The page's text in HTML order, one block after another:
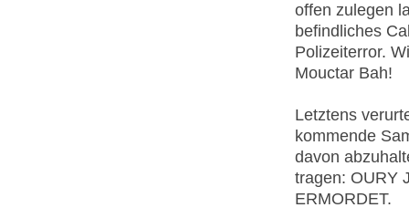
offen zulegen
befindliches
Polizeiterror.
Mouctar Bah!
Letztens
kommende
davon
tragen: OURY
ERMORDET.